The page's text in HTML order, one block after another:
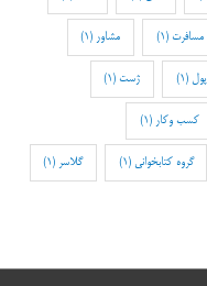
مسافرت (1) مشاور (1)
پول (1) ژست(1)
کسب وکار (1)
گروه کتابخوانی (1) گلاسر (1)